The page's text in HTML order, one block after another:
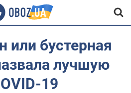
или бустерная
лучшую
19